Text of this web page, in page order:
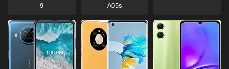
A05s
9